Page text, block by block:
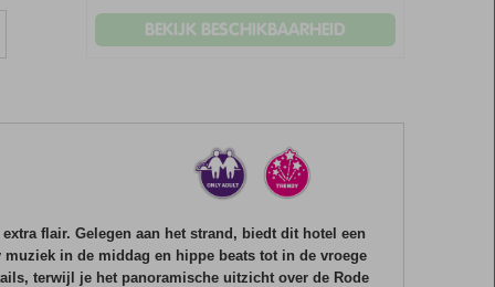
BEKIJK BESCHIKBAARHEID
flair. Gelegen aan het strand, biedt dit hotel een
in de middag en hippe beats tot in de vroege
terwijl je het panoramische uitzicht over de Rode